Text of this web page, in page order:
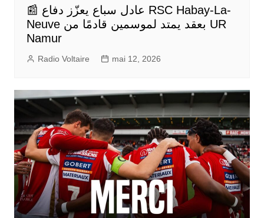
📰 عادل سباع يعزّز دفاع RSC Habay-La-
Neuve بعقد يمتد لموسمين قادمًا من UR
Namur
Radio Voltaire mai 12, 2026